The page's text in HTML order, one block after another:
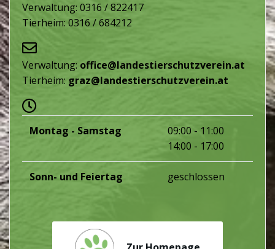
Verwaltung: 0316 / 822417
Tierheim: 0316 / 684212
Verwaltung: office@landestierschutzverein.at
Tierheim: graz@landestierschutzverein.at
Montag - Samstag
09:00 - 11:00
14:00 - 17:00
Sonn- und Feiertag geschlossen